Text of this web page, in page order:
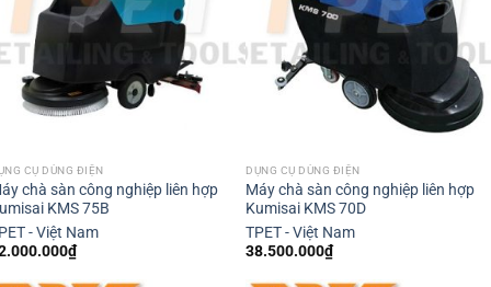
CỤ DÙNG ĐIỆN
chà sàn công nghiệp liên hợp
KMS 75B
- Việt Nam
₫
DỤNG CỤ DÙNG ĐIỆN
Máy chà sàn công nghiệp liên hợp
Kumisai KMS 70D
TPET - Việt Nam
38.500.000₫